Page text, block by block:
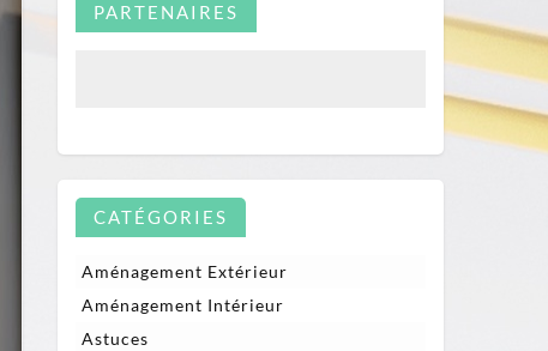
PARTENAIRES
CATÉGORIES
Aménagement Extérieur
Aménagement Intérieur
Astuces